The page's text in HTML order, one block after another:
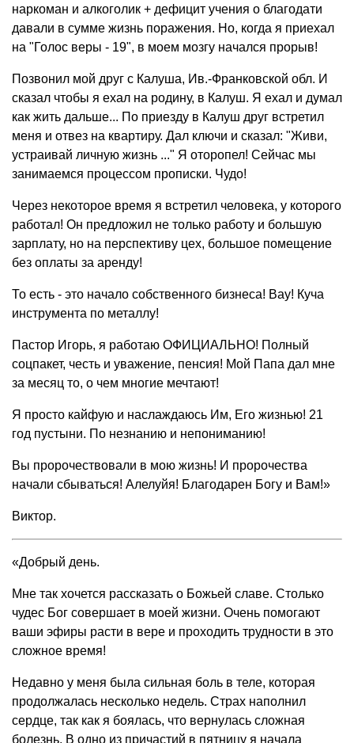
наркоман и алкоголик + дефицит учения о благодати
давали в сумме жизнь поражения. Но, когда я приехал
на "Голос веры - 19", в моем мозгу начался прорыв!
Позвонил мой друг с Калуша, Ив.-Франковской обл. И
сказал чтобы я ехал на родину, в Калуш. Я ехал и думал
как жить дальше... По приезду в Калуш друг встретил
меня и отвез на квартиру. Дал ключи и сказал: "Живи,
устраивай личную жизнь ..." Я оторопел! Сейчас мы
занимаемся процессом прописки. Чудо!
Через некоторое время я встретил человека, у которого
работал! Он предложил не только работу и большую
зарплату, но на перспективу цех, большое помещение
без оплаты за аренду!
То есть - это начало собственного бизнеса! Вау! Куча
инструмента по металлу!
Пастор Игорь, я работаю ОФИЦИАЛЬНО! Полный
соцпакет, честь и уважение, пенсия! Мой Папа дал мне
за месяц то, о чем многие мечтают!
Я просто кайфую и наслаждаюсь Им, Его жизнью! 21
год пустыни. По незнанию и непониманию!
Вы пророчествовали в мою жизнь! И пророчества
начали сбываться! Алелуйя! Благодарен Богу и Вам!»
Виктор.
«Добрый день.
Мне так хочется рассказать о Божьей славе. Столько
чудес Бог совершает в моей жизни. Очень помогают
ваши эфиры расти в вере и проходить трудности в это
сложное время!
Недавно у меня была сильная боль в теле, которая
продолжалась несколько недель. Страх наполнил
сердце, так как я боялась, что вернулась сложная
болезнь. В одно из причастий в пятницу я начала